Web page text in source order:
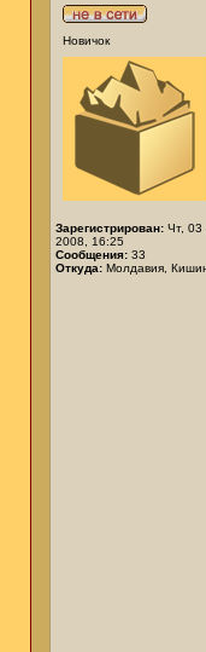
Новичок
Зарегистрирован: Чт, 03
2008, 16:25
Сообщения: 33
Откуда: Молдавия,